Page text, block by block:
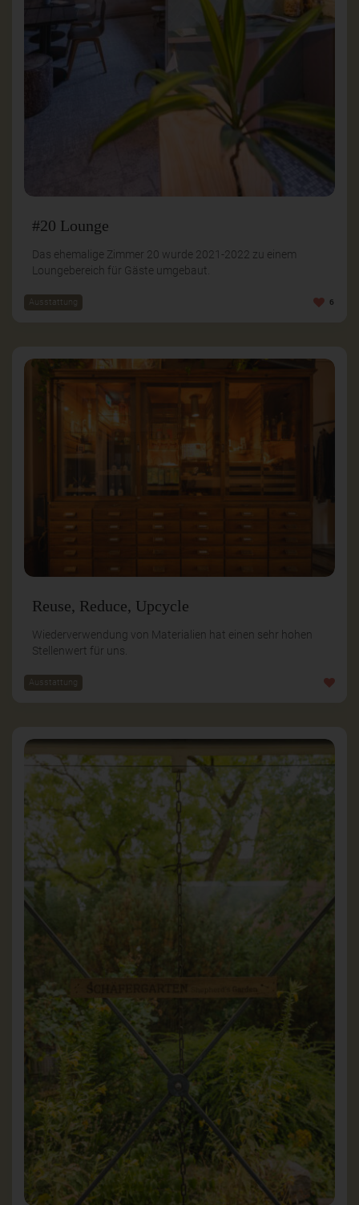
#20 Lounge
Das ehemalige Zimmer 20 wurde 2021-2022 zu einem
Loungebereich für Gäste umgebaut.
Ausstattung 6
Reuse, Reduce, Upcycle
Wiederverwendung von Materialien hat einen sehr hohen
Stellenwert für uns.
Ausstattung